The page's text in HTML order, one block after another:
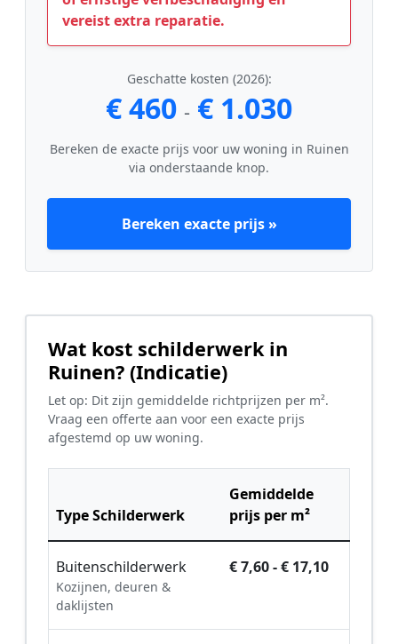
vereist extra reparatie.
Geschatte kosten (2026):
€ 460 - € 1.030
Bereken de exacte prijs voor uw woning in Ruinen
via onderstaande knop.
Bereken exacte prijs »
Wat kost schilderwerk in
Ruinen? (Indicatie)
Let op: Dit zijn gemiddelde richtprijzen per m².
Vraag een offerte aan voor een exacte prijs
afgestemd op uw woning.
Type Schilderwerk
Gemiddelde
prijs per m²
Buitenschilderwerk
Kozijnen, deuren &
daklijsten
€ 7,60 - € 17,10